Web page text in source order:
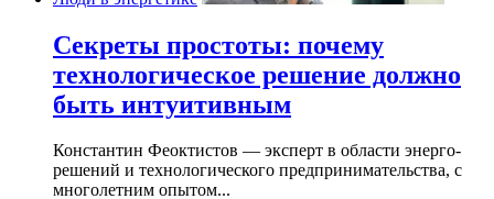
Секреты простоты: почему
технологическое решение должно
быть интуитивным
Константин Феоктистов — эксперт в области энерго-
решений и технологического предпринимательства, с
многолетним опытом...